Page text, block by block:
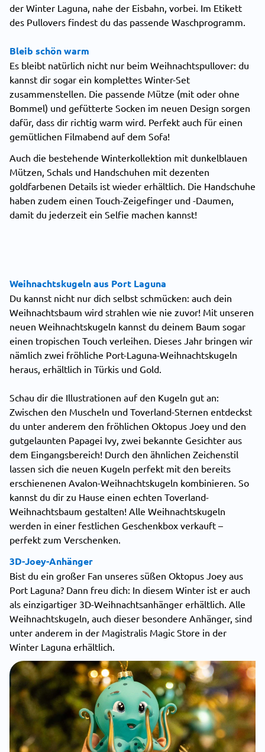
der Winter Laguna, nahe der Eisbahn, vorbei. Im Etikett
des Pullovers findest du das passende Waschprogramm.
Bleib schön warm
Es bleibt natürlich nicht nur beim Weihnachtspullover: du
kannst dir sogar ein komplettes Winter-Set
zusammenstellen. Die passende Mütze (mit oder ohne
Bommel) und gefütterte Socken im neuen Design sorgen
dafür, dass dir richtig warm wird. Perfekt auch für einen
gemütlichen Filmabend auf dem Sofa!
Auch die bestehende Winterkollektion mit dunkelblauen
Mützen, Schals und Handschuhen mit dezenten
goldfarbenen Details ist wieder erhältlich. Die Handschuhe
haben zudem einen Touch-Zeigefinger und -Daumen,
damit du jederzeit ein Selfie machen kannst!
Weihnachtskugeln aus Port Laguna
Du kannst nicht nur dich selbst schmücken: auch dein
Weihnachtsbaum wird strahlen wie nie zuvor! Mit unseren
neuen Weihnachtskugeln kannst du deinem Baum sogar
einen tropischen Touch verleihen. Dieses Jahr bringen wir
nämlich zwei fröhliche Port-Laguna-Weihnachtskugeln
heraus, erhältlich in Türkis und Gold.
Schau dir die Illustrationen auf den Kugeln gut an:
Zwischen den Muscheln und Toverland-Sternen entdeckst
du unter anderem den fröhlichen Oktopus Joey und den
gutgelaunten Papagei Ivy, zwei bekannte Gesichter aus
dem Eingangsbereich! Durch den ähnlichen Zeichenstil
lassen sich die neuen Kugeln perfekt mit den bereits
erschienenen Avalon-Weihnachtskugeln kombinieren. So
kannst du dir zu Hause einen echten Toverland-
Weihnachtsbaum gestalten! Alle Weihnachtskugeln
werden in einer festlichen Geschenkbox verkauft –
perfekt zum Verschenken.
3D-Joey-Anhänger
Bist du ein großer Fan unseres süßen Oktopus Joey aus
Port Laguna? Dann freu dich: In diesem Winter ist er auch
als einzigartiger 3D-Weihnachtsanhänger erhältlich. Alle
Weihnachtskugeln, auch dieser besondere Anhänger, sind
unter anderem in der Magistralis Magic Store in der
Winter Laguna erhältlich.